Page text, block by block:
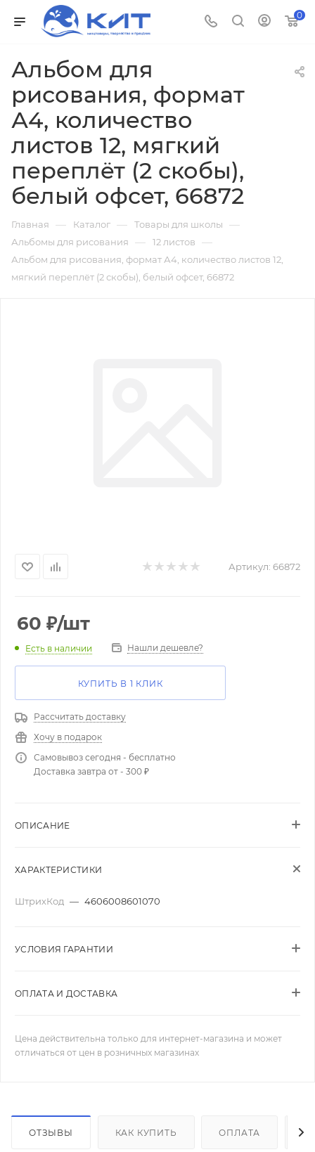
0
Альбом для
рисования, формат
А4, количество
листов 12, мягкий
переплёт (2 скобы),
белый офсет, 66872
Главная — Каталог — Товары для школы —
Альбомы для рисования — 12 листов —
Альбом для рисования, формат А4, количество листов 12,
мягкий переплёт (2 скобы), белый офсет, 66872
Артикул: 66872
60 ₽/шт
Есть в наличии Нашли дешевле?
КУПИТЬ В 1 КЛИК
Рассчитать доставку
Хочу в подарок
Самовывоз сегодня - бесплатно
Доставка завтра от - 300 ₽
ОПИСАНИЕ
ХАРАКТЕРИСТИКИ
ШтрихКод — 4606008601070
УСЛОВИЯ ГАРАНТИИ
ОПЛАТА И ДОСТАВКА
Цена действительна только для интернет-магазина и может
отличаться от цен в розничных магазинах
ОТЗЫВЫ КАК КУПИТЬ ОПЛАТА